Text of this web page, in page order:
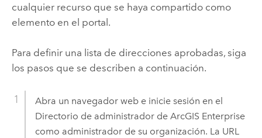
cualquier recurso que se haya compartido como
elemento en el portal.
Para definir una lista de direcciones aprobadas, siga
los pasos que se describen a continuación.
Abra un navegador web e inicie sesión en el
Directorio de administrador de ArcGIS Enterprise
como administrador de su organización. La URL